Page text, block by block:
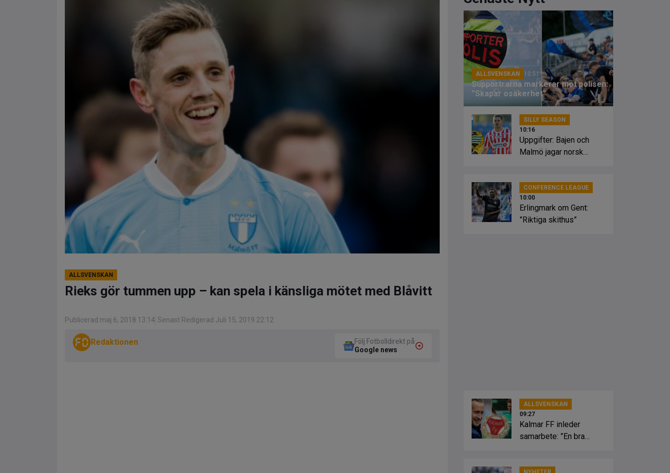
ALLSVENSKAN
Rieks gör tummen upp – kan spela i känsliga mötet med Blåvitt
Publicerad maj 6, 2018 13:14 Senast Redigerad Juli 15, 2019 22:12
Redaktionen
Följ Fotbolldirekt på
Google news
ALLSVENSKAN 10:51
Supportrarna markerar mot polisen:
”Skapar osäkerhet”
SILLY SEASON
10:16
Uppgifter: Bajen och
Malmö jagar norsk
CONFERENCE LEAGUE
10:00
Erlingmark om Gent:
”Riktiga skithus”
ALLSVENSKAN
09:27
Kalmar FF inleder
samarbete: ”En bra